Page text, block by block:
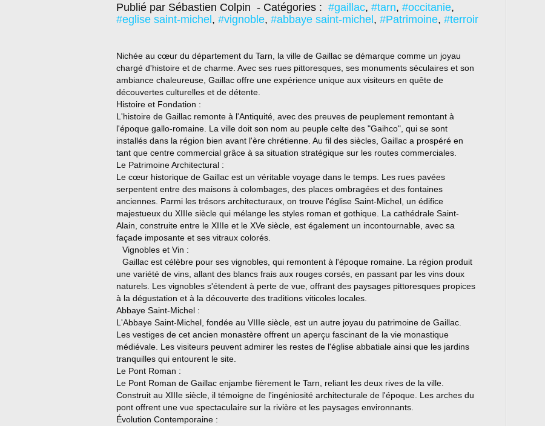
Publié par Sébastien Colpin - Catégories : #gaillac, #tarn, #occitanie,
#eglise saint-michel , #vignoble, #abbaye saint-michel , #Patrimoine, #terroir
Nichée au cœur du département du Tarn, la ville de Gaillac se démarque comme un joyau
chargé d'histoire et de charme. Avec ses rues pittoresques, ses monuments séculaires et son
ambiance chaleureuse, Gaillac offre une expérience unique aux visiteurs en quête de
découvertes culturelles et de détente.
Histoire et Fondation :
L'histoire de Gaillac remonte à l'Antiquité, avec des preuves de peuplement remontant à
l'époque gallo-romaine. La ville doit son nom au peuple celte des "Gaihco", qui se sont
installés dans la région bien avant l'ère chrétienne. Au fil des siècles, Gaillac a prospéré en
tant que centre commercial grâce à sa situation stratégique sur les routes commerciales.
Le Patrimoine Architectural :
Le cœur historique de Gaillac est un véritable voyage dans le temps. Les rues pavées
serpentent entre des maisons à colombages, des places ombragées et des fontaines
anciennes. Parmi les trésors architecturaux, on trouve l'église Saint-Michel, un édifice
majestueux du XIIIe siècle qui mélange les styles roman et gothique. La cathédrale Saint-
Alain, construite entre le XIIIe et le XVe siècle, est également un incontournable, avec sa
façade imposante et ses vitraux colorés.
Vignobles et Vin :
Gaillac est célèbre pour ses vignobles, qui remontent à l'époque romaine. La région produit
une variété de vins, allant des blancs frais aux rouges corsés, en passant par les vins doux
naturels. Les vignobles s'étendent à perte de vue, offrant des paysages pittoresques propices
à la dégustation et à la découverte des traditions viticoles locales.
Abbaye Saint-Michel :
L'Abbaye Saint-Michel, fondée au VIIIe siècle, est un autre joyau du patrimoine de Gaillac.
Les vestiges de cet ancien monastère offrent un aperçu fascinant de la vie monastique
médiévale. Les visiteurs peuvent admirer les restes de l'église abbatiale ainsi que les jardins
tranquilles qui entourent le site.
Le Pont Roman :
Le Pont Roman de Gaillac enjambe fièrement le Tarn, reliant les deux rives de la ville.
Construit au XIIIe siècle, il témoigne de l'ingéniosité architecturale de l'époque. Les arches du
pont offrent une vue spectaculaire sur la rivière et les paysages environnants.
Évolution Contemporaine :